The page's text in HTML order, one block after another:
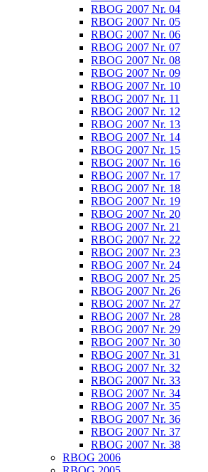
RBOG 2007 Nr. 04
RBOG 2007 Nr. 05
RBOG 2007 Nr. 06
RBOG 2007 Nr. 07
RBOG 2007 Nr. 08
RBOG 2007 Nr. 09
RBOG 2007 Nr. 10
RBOG 2007 Nr. 11
RBOG 2007 Nr. 12
RBOG 2007 Nr. 13
RBOG 2007 Nr. 14
RBOG 2007 Nr. 15
RBOG 2007 Nr. 16
RBOG 2007 Nr. 17
RBOG 2007 Nr. 18
RBOG 2007 Nr. 19
RBOG 2007 Nr. 20
RBOG 2007 Nr. 21
RBOG 2007 Nr. 22
RBOG 2007 Nr. 23
RBOG 2007 Nr. 24
RBOG 2007 Nr. 25
RBOG 2007 Nr. 26
RBOG 2007 Nr. 27
RBOG 2007 Nr. 28
RBOG 2007 Nr. 29
RBOG 2007 Nr. 30
RBOG 2007 Nr. 31
RBOG 2007 Nr. 32
RBOG 2007 Nr. 33
RBOG 2007 Nr. 34
RBOG 2007 Nr. 35
RBOG 2007 Nr. 36
RBOG 2007 Nr. 37
RBOG 2007 Nr. 38
RBOG 2006